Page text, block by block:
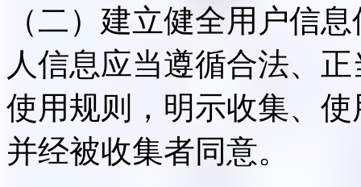
（二）建立健全用户信
人信息应当遵循合法、
使用规则，明示收集、
并经被收集者同意。